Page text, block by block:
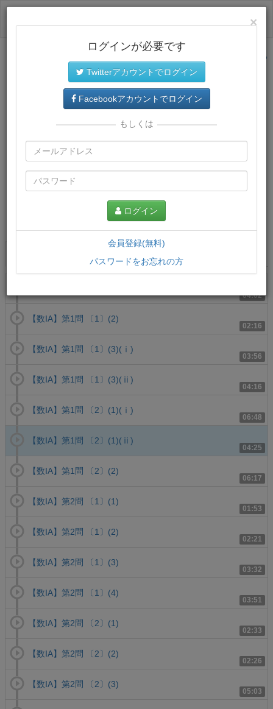
サイトトップに戻る
04:02
02:16
【数IA】第1問 〔1〕(2)
03:56
【数IA】第1問 〔1〕(3)(ⅰ)
04:16
【数IA】第1問 〔1〕(3)(ⅱ)
06:48
【数IA】第1問 〔2〕(1)(ⅰ)
04:25
【数IA】第1問 〔2〕(1)(ⅱ)
06:17
【数IA】第1問 〔2〕(2)
01:53
【数IA】第2問 〔1〕(1)
02:21
【数IA】第2問 〔1〕(2)
03:32
【数IA】第2問 〔1〕(3)
03:51
【数IA】第2問 〔1〕(4)
02:33
【数IA】第2問 〔2〕(1)
02:26
【数IA】第2問 〔2〕(2)
05:03
【数IA】第2問 〔2〕(3)
×
ログインが必要です
Twitterアカウントでログイン
Facebookアカウントでログイン
もしくは
ログイン
会員登録(無料)
パスワードをお忘れの方